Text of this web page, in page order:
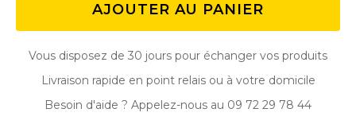
AJOUTER AU PANIER
Vous disposez de 30 jours pour échanger vos produits
Livraison rapide en point relais ou à votre domicile
Besoin d'aide ? Appelez-nous au 09 72 29 78 44